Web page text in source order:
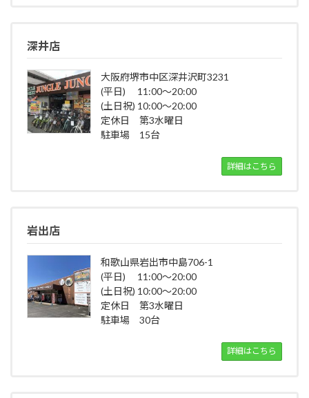
深井店
大阪府堺市中区深井沢町3231
(平日) 11:00～20:00
(土日祝) 10:00～20:00
定休日 第3水曜日
駐車場 15台
詳細はこちら
岩出店
和歌山県岩出市中島706-1
(平日) 11:00～20:00
(土日祝) 10:00～20:00
定休日 第3水曜日
駐車場 30台
詳細はこちら